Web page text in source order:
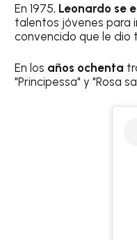
En 1975, Leonardo se
talentos jóvenes para
convencido que le
En los años ochenta
"Principessa" y "Rosa